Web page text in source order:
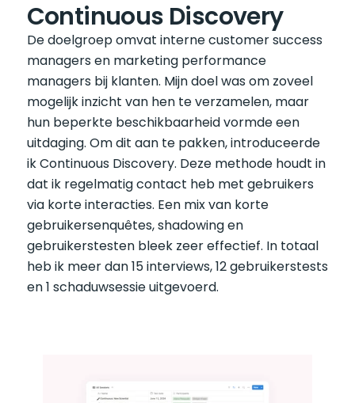
Continuous Discovery
De doelgroep omvat interne customer success
managers en marketing performance
managers bij klanten. Mijn doel was om zoveel
mogelijk inzicht van hen te verzamelen, maar
hun beperkte beschikbaarheid vormde een
uitdaging. Om dit aan te pakken, introduceerde
ik Continuous Discovery. Deze methode houdt in
dat ik regelmatig contact heb met gebruikers
via korte interacties. Een mix van korte
gebruikersenquêtes, shadowing en
gebruikerstesten bleek zeer effectief. In totaal
heb ik meer dan 15 interviews, 12 gebruikerstests
en 1 schaduwsessie uitgevoerd.